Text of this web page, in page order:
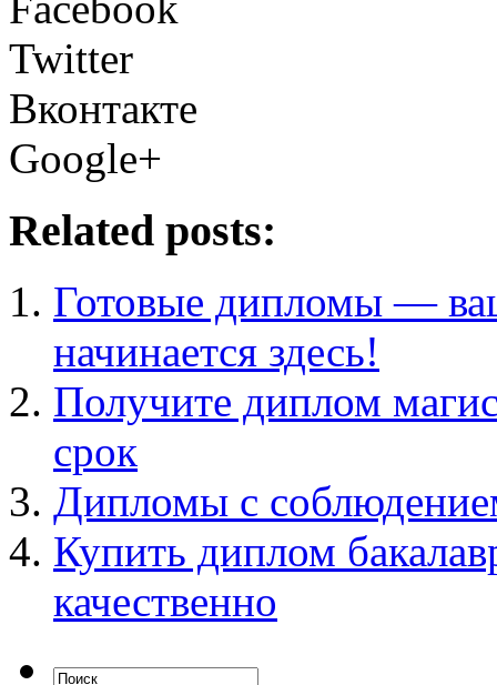
Twitter
Вконтакте
Google+
Related posts:
Готовые дипломы —
начинается здесь!
Получите диплом
срок
Дипломы с
Купить диплом
качественно